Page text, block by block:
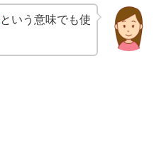
という意味でも使